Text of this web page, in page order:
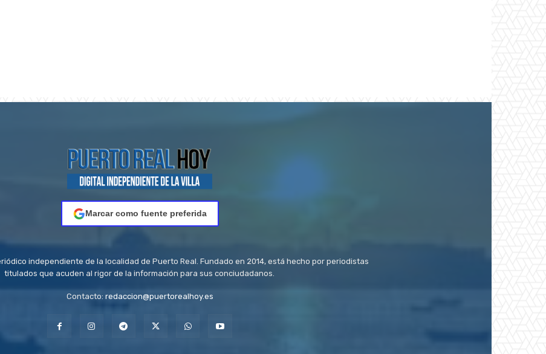
Marcar como fuente preferida
independiente de la localidad de Puerto Real. Fundado en 2014, está hecho por periodistas
titulados que acuden al rigor de la información para sus conciudadanos.
Contacto: redaccion@puertorealhoy.es